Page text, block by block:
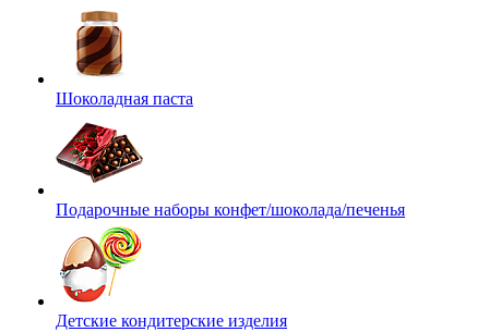
Шоколадная паста
Подарочные наборы конфет/шоколада/печенья
Детские кондитерские изделия